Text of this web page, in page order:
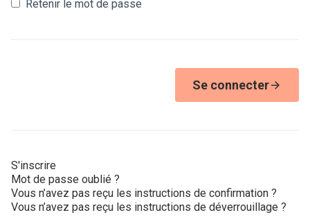
Retenir le mot de passe
Se connecter
S'inscrire
Mot de passe oublié ?
Vous n’avez pas reçu les instructions de confirmation ?
Vous n’avez pas reçu les instructions de déverrouillage ?